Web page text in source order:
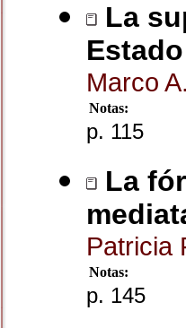
La
Marco
Notas:
p. 115
La
Patricia
Notas:
p. 145